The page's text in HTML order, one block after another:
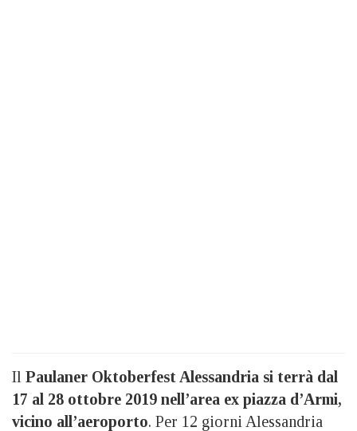
Il Paulaner Oktoberfest Alessandria si terrà dal
17 al 28 ottobre 2019 nell’area ex piazza d’Armi,
vicino all’aeroporto. Per 12 giorni Alessandria